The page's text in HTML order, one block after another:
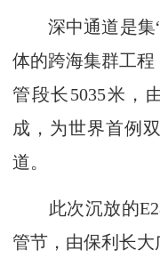
深中通道是集“
体的跨海集群工程
管段长5035米，
成，为世界首例
道。
此次沉放的E28
管节，由保利长